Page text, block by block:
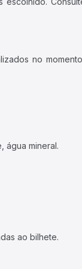
no
água mineral.
ao bilhete.